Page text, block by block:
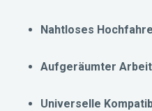
Nahtloses
Aufgeräumter
Universelle